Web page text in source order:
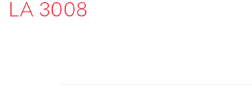
LA 3008